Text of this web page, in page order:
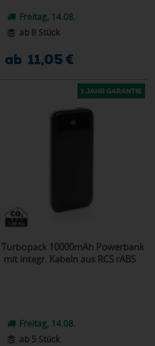
Freitag, 14.08.
ab 8 Stück
ab 11,05 €
Turbopack 10000mAh Powerbank
mit integr. Kabeln aus RCS rABS
Freitag, 14.08.
ab 5 Stück